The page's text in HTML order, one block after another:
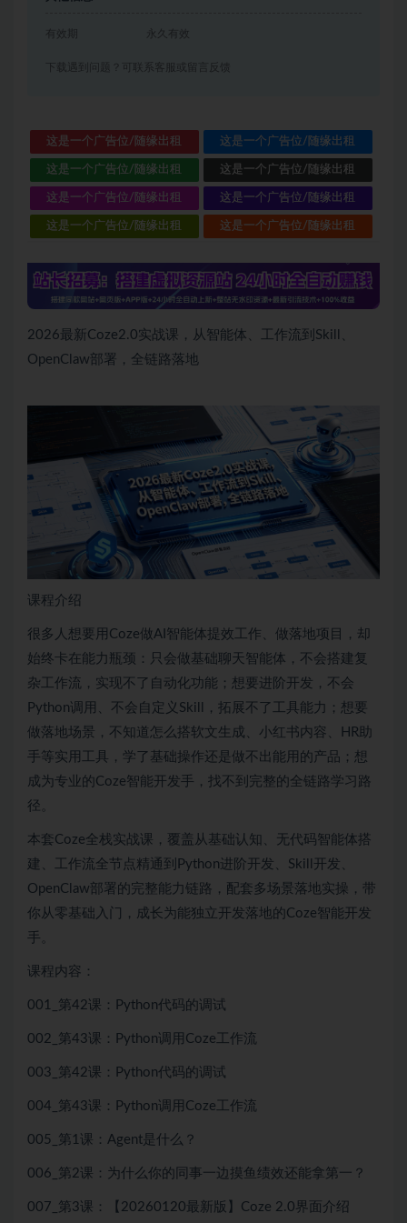
有效期 永久有效
下载遇到问题？可联系客服或留言反馈
这是一个广告位/随缘出租 这是一个广告位/随缘出租
这是一个广告位/随缘出租 这是一个广告位/随缘出租
这是一个广告位/随缘出租 这是一个广告位/随缘出租
这是一个广告位/随缘出租 这是一个广告位/随缘出租
2026最新Coze2.0实战课，从智能体、工作流到Skill、
OpenClaw部署，全链路落地
课程介绍
很多人想要用Coze做AI智能体提效工作、做落地项目，却
始终卡在能力瓶颈：只会做基础聊天智能体，不会搭建复
杂工作流，实现不了自动化功能；想要进阶开发，不会
Python调用、不会自定义Skill，拓展不了工具能力；想要
做落地场景，不知道怎么搭软文生成、小红书内容、HR助
手等实用工具，学了基础操作还是做不出能用的产品；想
成为专业的Coze智能开发手，找不到完整的全链路学习路
径。
本套Coze全栈实战课，覆盖从基础认知、无代码智能体搭
建、工作流全节点精通到Python进阶开发、Skill开发、
OpenClaw部署的完整能力链路，配套多场景落地实操，带
你从零基础入门，成长为能独立开发落地的Coze智能开发
手。
课程内容：
001_第42课：Python代码的调试
002_第43课：Python调用Coze工作流
003_第42课：Python代码的调试
004_第43课：Python调用Coze工作流
005_第1课：Agent是什么？
006_第2课：为什么你的同事一边摸鱼绩效还能拿第一？
007_第3课：【20260120最新版】Coze 2.0界面介绍